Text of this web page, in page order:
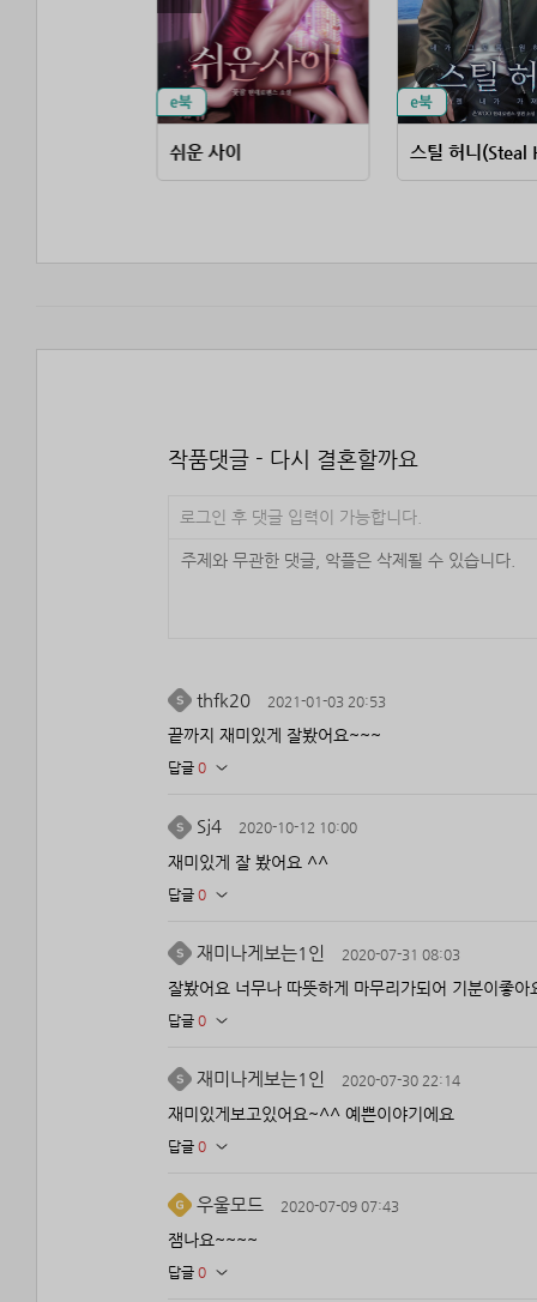
쉬운 사이 스틸 허니(Steal
작품댓글 - 다시 결혼할까요
로그인 후 댓글 입력이 가능합니다.
thfk20 2021-01-03 20:53
끝까지 재미있게 잘봤어요~~~
답글 0
Sj4 2020-10-12 10:00
재미있게 잘 봤어요 ^^
답글 0
재미나게보는1인 2020-07-31 08:03
잘봤어요 너무나 따뜻하게 마무리가되어 기분이좋아
답글 0
재미나게보는1인 2020-07-30 22:14
재미있게보고있어요~^^ 예쁜이야기에요
답글 0
우울모드 2020-07-09 07:43
잼나요~~~~
답글 0